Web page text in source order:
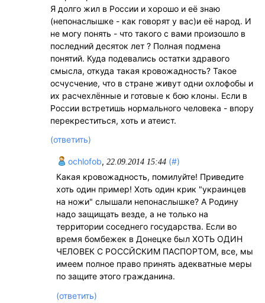
Я долго жил в России и хорошо и её знаю
(непонаслышке - как говорят у вас)и её народ. И
не могу понять - что такого с вами произошло в
последний десяток лет ? Полная подмена
понятий. Куда подевались остатки здравого
смысла, откуда такая кровожадность? Такое
осчусчение, что в стране живут одни охлофобы и
их расчехлённые и готовые к бою клоны. Если в
России встретишь нормального человека - впору
перекреститься, хоть и атеист.
(ответить)
ochlofob,22.09.2014 15:44 (#)
Какая кровожадность, помилуйте! Приведите
хоть один пример! Хоть один крик "украинцев
на ножи" слышали непонаслышке? А Родину
надо защищать везде, а не только на
территории соседнего государства. Если во
время бомбежек в Донецке был ХОТЬ ОДИН
ЧЕЛОВЕК С РОССЙСКИМ ПАСПОРТОМ, все, мы
имеем полное право принять адекватные меры
по защите этого гражданина.
(ответить)